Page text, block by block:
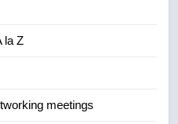
la Z
meetings